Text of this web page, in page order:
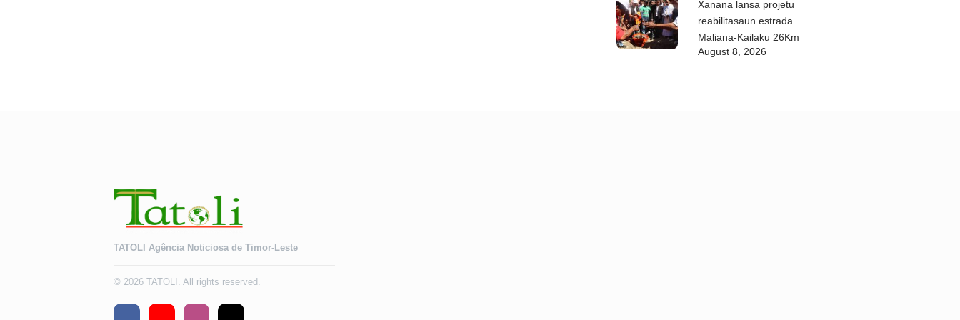
Xanana lansa projetu
reabilitasaun estrada
Maliana-Kailaku 26Km
August 8, 2026
TATOLI Agência Noticiosa de Timor-Leste
© 2026 TATOLI. All rights reserved.